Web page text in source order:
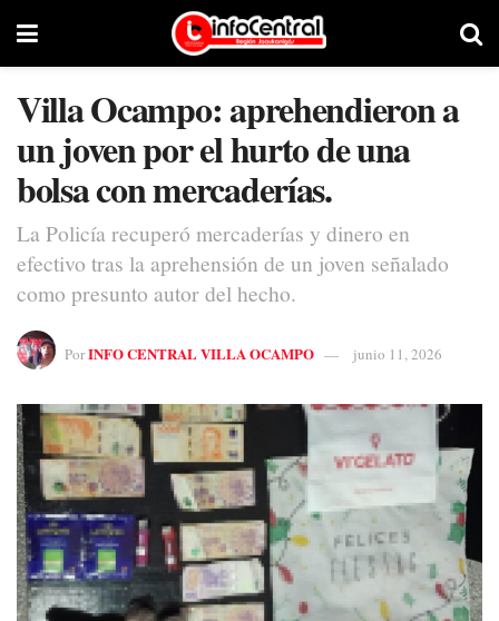
Villa Ocampo: aprehendieron a
un joven por el hurto de una
bolsa con mercaderías.
La Policía recuperó mercaderías y dinero en
efectivo tras la aprehensión de un joven señalado
como presunto autor del hecho.
PorINFO CENTRAL VILLA OCAMPO junio 11, 2026